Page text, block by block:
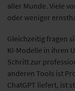
aller Munde. Viele
oder weniger
Gleichzeitig fragen
KI-Modelle in ihren
Schritt zur
anderen Tools ist
ChatGPT liefert, ist